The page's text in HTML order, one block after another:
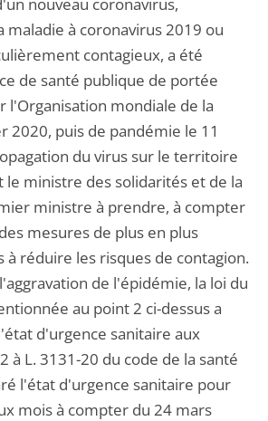
maladie à coronavirus 2019 ou
contagieux, a été
de santé publique de portée
l'Organisation mondiale de la
2020, puis de pandémie le 11
du virus sur le territoire
le ministre des solidarités et de la
ministre à prendre, à compter
mesures de plus en plus
à réduire les risques de contagion.
de l'épidémie, la loi du
au point 2 ci-dessus a
d'urgence sanitaire aux
à L. 3131-20 du code de la santé
l'état d'urgence sanitaire pour
mois à compter du 24 mars